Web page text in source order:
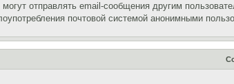
могут отправлять email-сообщения другим
почтовой системой анонимными